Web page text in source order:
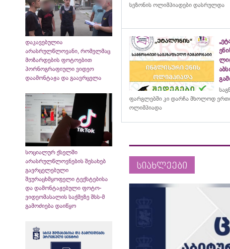
დაკავებულია
არასრულწლოვანი, რომელმაც
მოზარდების ფოტოებით
პორნოგრაფიული ვიდეო
დაამონტაჟა და გაავრცელა
სოციალურ ქსელში
არასრულწლოვნების შესახებ
გავრცელებული
შეურაცხმყოფელი ტექსტებისა
და დამონტაჟებული ფოტო-
ვიდეომასალის საქმეზე შსს-მ
გამოძიება დაიწყო
სეზონის ოლიმპიადები დასრულდა
ფარგლებში კი დარჩა მხოლოდ
ოლიმპიადა
სიახლეები